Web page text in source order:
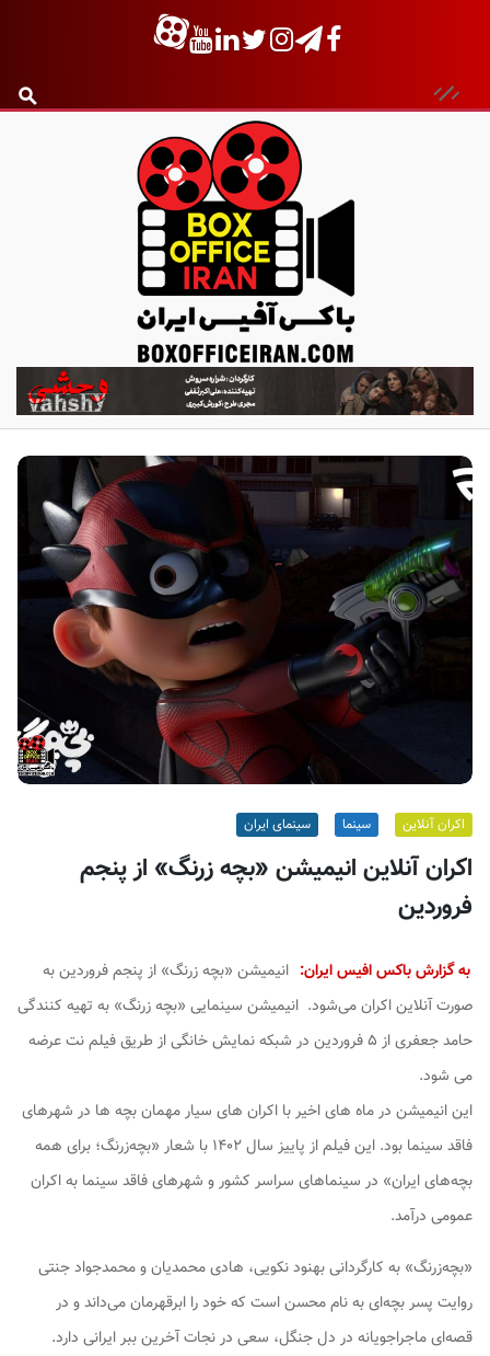
ب
ا
ک
س
ف
ی
س
ا
ی
ر
ا
ن
اکران آنلاین سینما سینمای ایران
اکران آنلاین انیمیشن «بچه زرنگ» از پنجم
فروردین
به گزارش باکس افیس ایران: انیمیشن «بچه زرنگ» از پنجم فروردین به
صورت آنلاین اکران می‌شود. انیمیشن سینمایی «بچه زرنگ» به تهیه کنندگی
حامد جعفری از ۵ فروردین در شبکه نمایش خانگی از طریق فیلم نت عرضه
می شود.
این انیمیشن در ماه های اخیر با اکران های سیار مهمان بچه ها در شهرهای
فاقد سینما بود. این فیلم از پاییز سال ۱۴۰۲ با شعار «بچه‌زرنگ؛ برای همه
بچه‌های ایران» در سینماهای سراسر کشور و شهرهای فاقد سینما به اکران
عمومی درآمد.
«بچه‌زرنگ» به کارگردانی بهنود نکویی، هادی محمدیان و محمدجواد جنتی
روایت پسر بچه‌ای به نام محسن است که خود را ابرقهرمان می‌داند و در
قصه‌ای ماجراجویانه در دل جنگل، سعی در نجات آخرین ببر ایرانی دارد.